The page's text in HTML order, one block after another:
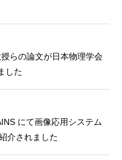
らの論文が日本物理学会
した
にて画像応用システム
介されました